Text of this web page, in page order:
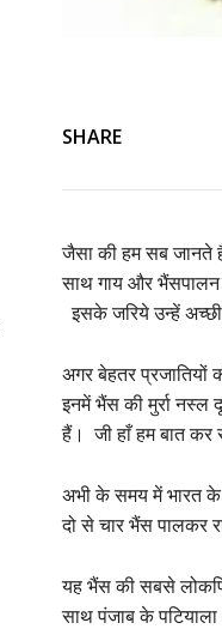
SHARE
जैसा की हम सब जानते
साथ गाय और भैंसपालन
इसके जरिये उन्हें
अगर बेहतर प्रजातियों
इनमें भैंस की मुर्रा नस्ल
हैं। जी हाँ हम बात कर
अभी के समय में भारत
दो से चार भैंस पालकर
यह भैंस की सबसे
साथ पंजाब के पटियाला